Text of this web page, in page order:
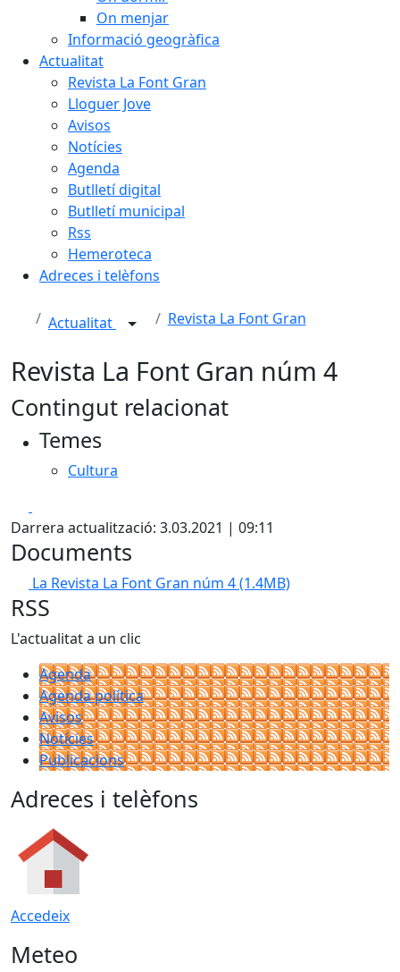
On menjar
Informació geogràfica
Actualitat
Revista La Font Gran
Lloguer Jove
Avisos
Notícies
Agenda
Butlletí digital
Butlletí municipal
Rss
Hemeroteca
Adreces i telèfons
Actualitat Revista La Font Gran
Revista La Font Gran núm 4
Contingut relacionat
Temes
Cultura
Darrera actualització: 3.03.2021 | 09:11
Documents
La Revista La Font Gran núm 4(1.4MB)
RSS
L'actualitat a un clic
Agenda
Agenda política
Avisos
Notícies
Publicacions
Adreces i telèfons
Accedeix
Meteo